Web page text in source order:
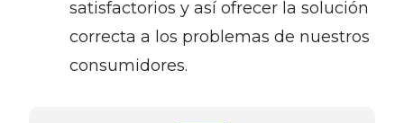
satisfactorios y así ofrecer la solución
correcta a los problemas de nuestros
consumidores.